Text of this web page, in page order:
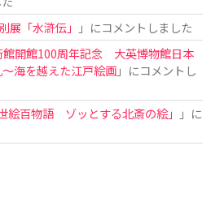
展「水滸伝」
」にコメントしました
館開館100周年記念 大英博物館日本
海を越えた江戸絵画」にコメントし
絵百物語 ゾッとする北斎の絵」
」に